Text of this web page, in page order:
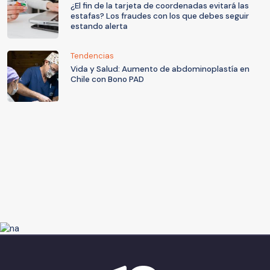
¿El fin de la tarjeta de coordenadas evitará las
estafas? Los fraudes con los que debes seguir
estando alerta
Tendencias
Vida y Salud: Aumento de abdominoplastía en
Chile con Bono PAD